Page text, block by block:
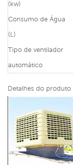
(kw)
Consumo de Água
(L)
Tipo de ventilador
automático
Detalhes do produto